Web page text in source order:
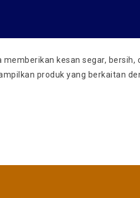
kesan segar, bersih,
produk yang berkaitan